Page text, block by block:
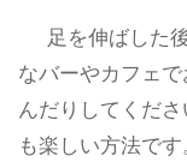
足を伸ばした
なバーやカフェ
んだりしてくだ
も楽しい方法で